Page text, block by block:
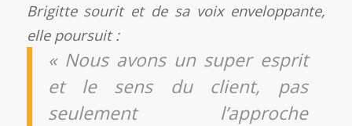
Brigitte sourit et de sa voix enveloppante,
elle poursuit :
« Nous avons un super esprit
et le sens du client, pas
seulement l’approche